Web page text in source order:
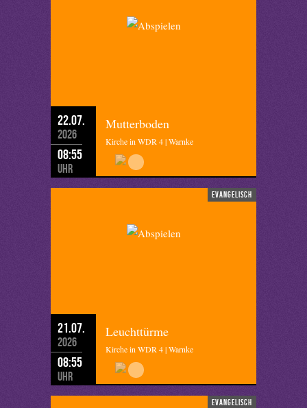
22.07.
2026
08:55
Uhr
Mutterboden
Kirche in WDR 4 | Warnke
evangelisch
21.07.
2026
08:55
Uhr
Leuchttürme
Kirche in WDR 4 | Warnke
evangelisch